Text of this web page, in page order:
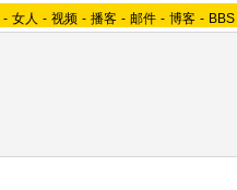
- 女人 - 视频 - 播客 - 邮件 - 博客 - BBS